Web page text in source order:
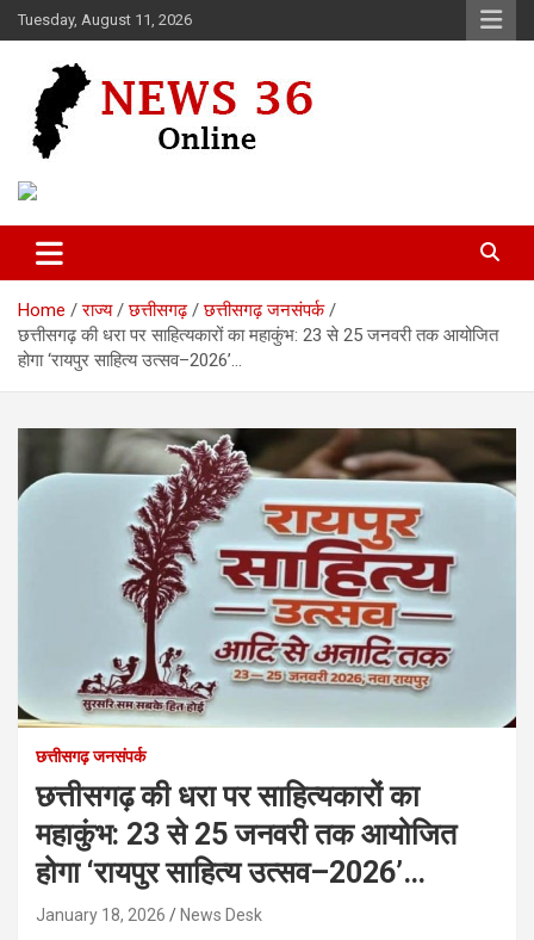
Skip
to
Tuesday, August 11, 2026
News 36
Home राज्य छत्तीसगढ़
छत्तीसगढ़ जनसंपर्क
छत्तीसगढ़ की धरा पर साहित्यकारों का महाकुंभ: 23 से 25 जनवरी तक आयोजित
होगा ‘रायपुर साहित्य उत्सव–2026’…
छत्तीसगढ़ जनसंपर्क
छत्तीसगढ़ की धरा पर साहित्यकारों का
महाकुंभ: 23 से 25 जनवरी तक आयोजित
होगा ‘रायपुर साहित्य उत्सव–2026’…
January 18, 2026 News Desk